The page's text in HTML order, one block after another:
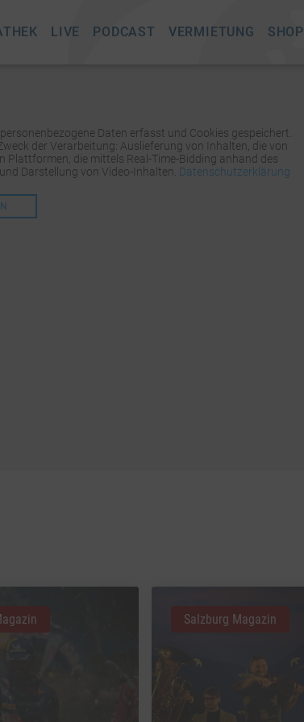
LIVE PODCAST VERMIETUNG SHOP
Daten erfasst und Cookies gespeichert.
der Verarbeitung: Auslieferung von Inhalten, die von
die mittels Real-Time-Bidding anhand des
Darstellung von Video-Inhalten. Datenschutzerklärung
Salzburg Magazin